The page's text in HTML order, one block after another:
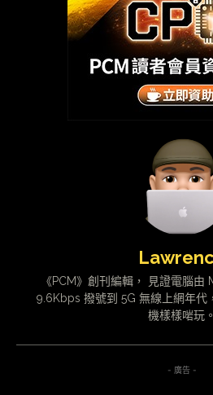
《PCM》創刊編輯， 見證電腦
9.6Kbps 撥號到 5G 無線上網年代
機樣樣啱玩。
- 廣告 -